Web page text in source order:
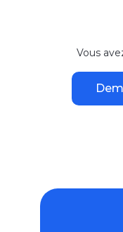
Vous